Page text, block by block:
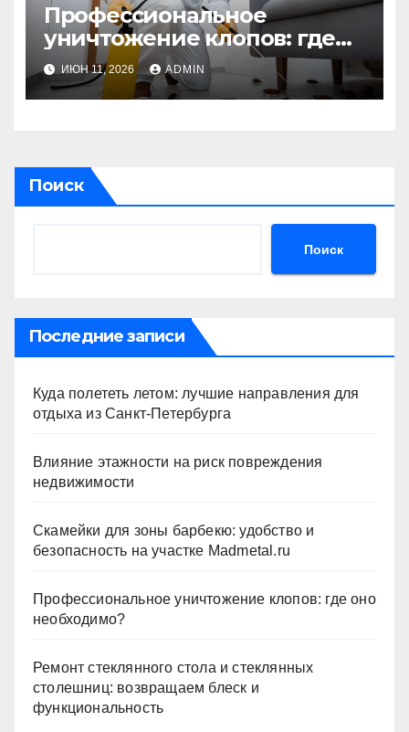
Профессиональное
уничтожение клопов: где
оно необходимо?
ИЮН 11, 2026 ADMIN
Поиск
Поиск
Последние записи
Куда полететь летом: лучшие направления для
отдыха из Санкт-Петербурга
Влияние этажности на риск повреждения
недвижимости
Скамейки для зоны барбекю: удобство и
безопасность на участке Madmetal.ru
Профессиональное уничтожение клопов: где оно
необходимо?
Ремонт стеклянного стола и стеклянных
столешниц: возвращаем блеск и
функциональность